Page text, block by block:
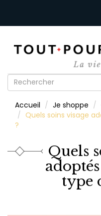
Formulaire
recherche
Accueil Je shoppe
Quels soins visage
?
Quels
type